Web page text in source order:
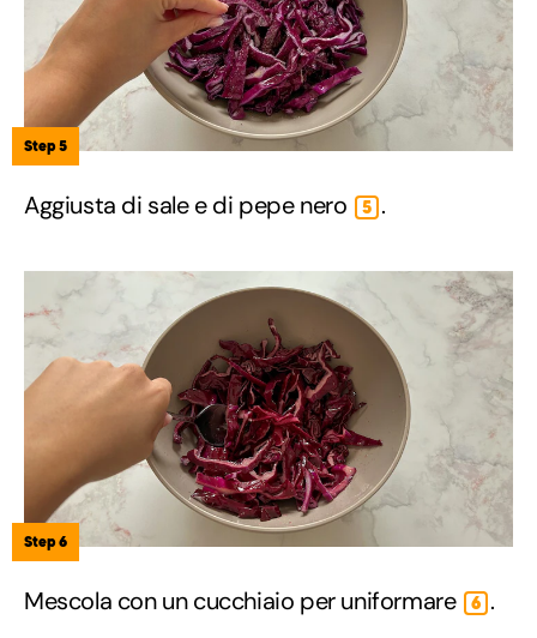
Step 5
Aggiusta di sale e di pepe nero 5 .
Step 6
Mescola con un cucchiaio per uniformare 6 .